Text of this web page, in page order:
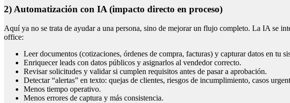
2) Automatización con IA (impacto directo en proceso)
Aquí ya no se trata de ayudar a una persona, sino de mejorar un flujo completo. La IA se
office:
Leer documentos (cotizaciones, órdenes de compra, facturas) y capturar datos en tu
Enriquecer leads con datos públicos y asignarlos al vendedor correcto.
Revisar solicitudes y validar si cumplen requisitos antes de pasar a aprobación.
Detectar “alertas” en texto: quejas de clientes, riesgos de incumplimiento, casos
Menos tiempo operativo.
Menos errores de captura y más consistencia.